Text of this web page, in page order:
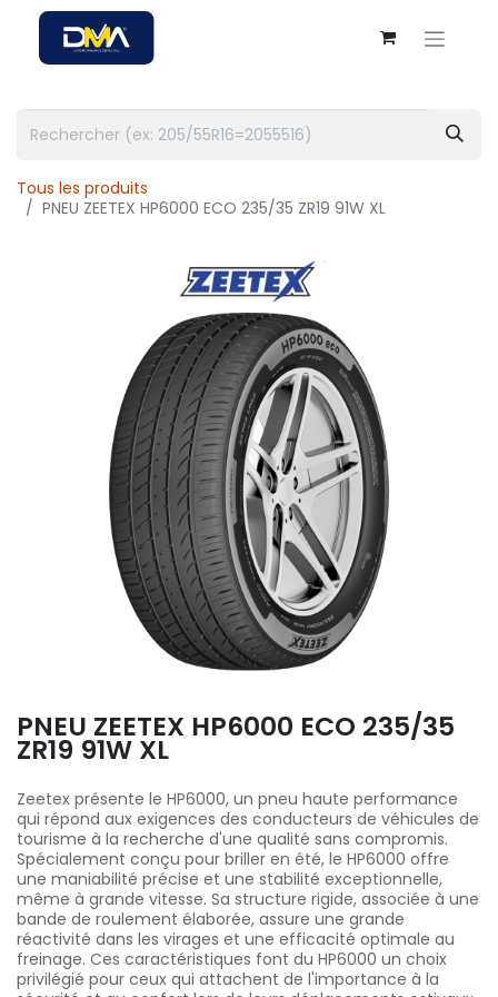
Tous les produits
PNEU ZEETEX HP6000 ECO 235/35 ZR19 91W XL
PNEU ZEETEX HP6000 ECO 235/35
ZR19 91W XL
Zeetex présente le HP6000, un pneu haute performance
qui répond aux exigences des conducteurs de véhicules de
tourisme à la recherche d'une qualité sans compromis.
Spécialement conçu pour briller en été, le HP6000 offre
une maniabilité précise et une stabilité exceptionnelle,
même à grande vitesse. Sa structure rigide, associée à une
bande de roulement élaborée, assure une grande
réactivité dans les virages et une efficacité optimale au
freinage. Ces caractéristiques font du HP6000 un choix
privilégié pour ceux qui attachent de l'importance à la